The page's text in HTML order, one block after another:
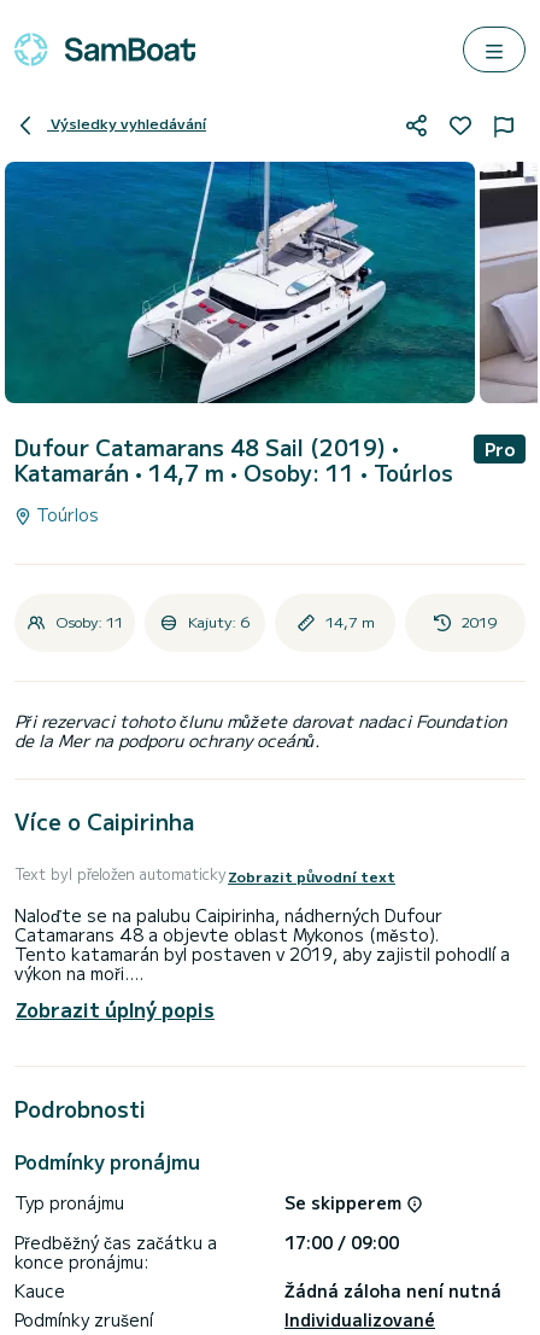
Výsledky vyhledávání
Dufour Catamarans 48 Sail (2019) •
Katamarán • 14,7 m • Osoby: 11 • Toúrlos
Pro
Toúrlos
Osoby: 11 Kajuty: 6 14,7 m 2019
Při rezervaci tohoto člunu můžete darovat nadaci Foundation
de la Mer na podporu ochrany oceánů.
Více o Caipirinha
Text byl přeložen automatickyZobrazit původní text
Naloďte se na palubu Caipirinha, nádherných Dufour
Catamarans 48 a objevte oblast Mykonos (město).
Tento katamarán byl postaven v 2019, aby zajistil pohodlí a
výkon na moři.
Loď má 4 pohodlné kajuty a kapacitu lodi 8 osob. S celkovou
délkou 15 metrů bude vaším nejlepším spojencem pro
(město)
This Dufour Catamarans 48 má 4 toalety se sprchou.
most, Grilování, Klimatizace.
Zveme vás, abyste si vyžádali cenovou nabídku přímo
Zobrazit úplný popis
Podrobnosti
Podmínky pronájmu
Typ pronájmu
Se skipperem
Předběžný čas začátku a
konce pronájmu:
17:00 / 09:00
Kauce
Žádná záloha není nutná
Podmínky zrušení
Individualizované